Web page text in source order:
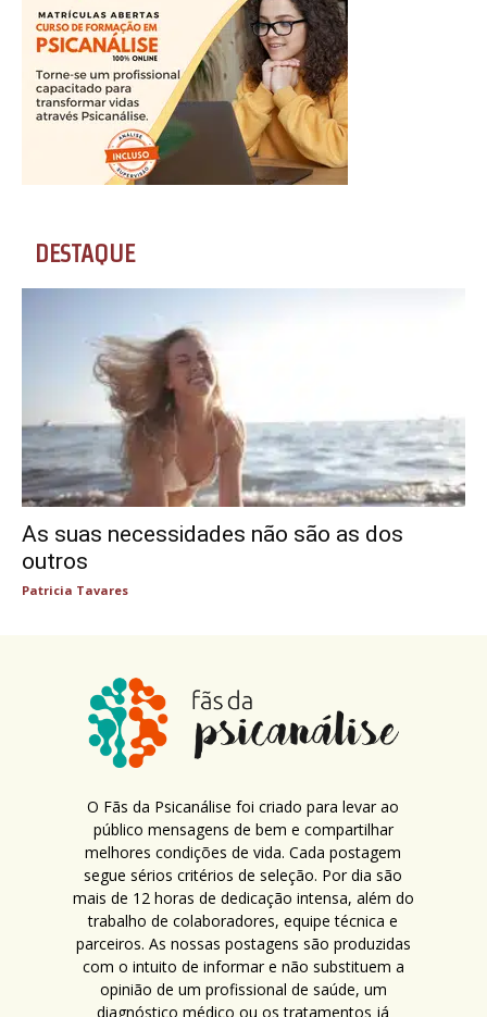
DESTAQUE
As suas necessidades não são as dos
outros
Patricia Tavares
O Fãs da Psicanálise foi criado para levar ao
público mensagens de bem e compartilhar
melhores condições de vida. Cada postagem
segue sérios critérios de seleção. Por dia são
mais de 12 horas de dedicação intensa, além do
trabalho de colaboradores, equipe técnica e
parceiros. As nossas postagens são produzidas
com o intuito de informar e não substituem a
opinião de um profissional de saúde, um
diagnóstico médico ou os tratamentos já